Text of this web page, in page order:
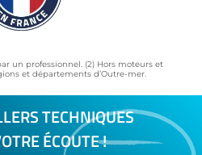
un professionnel. (2) Hors moteurs et
et départements d’Outre-mer.
TECHNIQUES
ÉCOUTE !